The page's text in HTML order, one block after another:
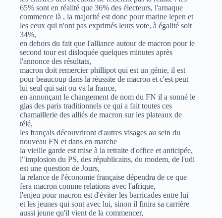
65% sont en réalité que 36% des électeurs, l'arnaque
commence là , la majorité est donc pour marine lepen et
les ceux qui n'ont pas exprimés leurs vote, à égalité soit
34%,
en dehors du fait que l'alliance autour de macron pour le
second tour est disloquée quelques minutes après
l'annonce des résultats,
macron doit remercier phillipot qui est un génie, il est
pour beaucoup dans la réussite de macron et c'est peut
lui seul qui sait ou va la france,
en annonçant le changement de nom du FN il a sonné le
glas des paris traditionnels ce qui a fait toutes ces
chamaillerie des alliés de macron sur les plateaux de
télé,
les français découvriront d'autres visages au sein du
nouveau FN et dans en marche
la vieille garde est mise à la retraite d'office et anticipée,
l"implosion du PS, des républicains, du modem, de l'udi
est une question de Jours,
la relance de l'économie française dépendra de ce que
fera macron comme relations avec l'afrique,
l'enjeu pour macron est d'éviter les barricades entre lui
et les jeunes qui sont avec lui, sinon il finira sa carrière
aussi jeune qu'il vient de la commencer,